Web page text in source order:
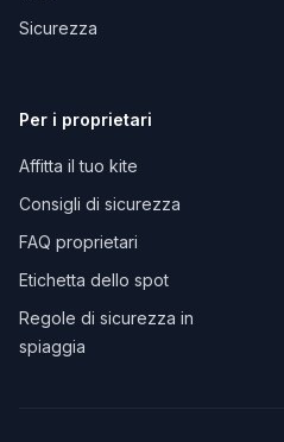
Sicurezza
Per i proprietari
Affitta il tuo kite
Consigli di sicurezza
FAQ proprietari
Etichetta dello spot
Regole di sicurezza in
spiaggia